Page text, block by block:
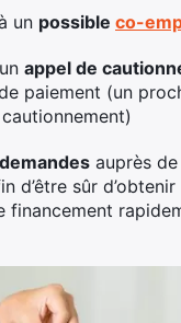
un possible co-
appel de
paiement (un
auprès
d’être sûr d’obtenir
financement